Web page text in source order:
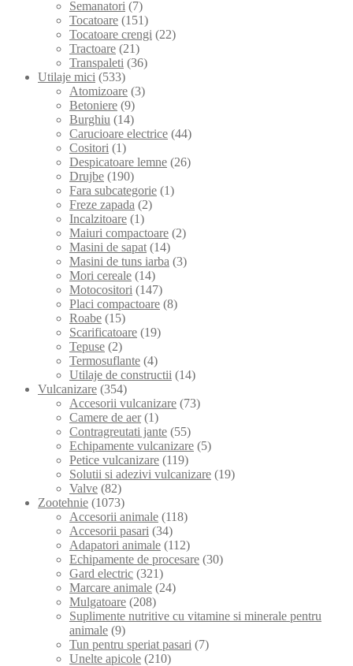
Semanatori (7)
Tocatoare (151)
Tocatoare crengi (22)
Tractoare (21)
Transpaleti (36)
Utilaje mici (533)
Atomizoare (3)
Betoniere (9)
Burghiu (14)
Carucioare electrice (44)
Cositori (1)
Despicatoare lemne (26)
Drujbe (190)
Fara subcategorie (1)
Freze zapada (2)
Incalzitoare (1)
Maiuri compactoare (2)
Masini de sapat (14)
Masini de tuns iarba (3)
Mori cereale (14)
Motocositori (147)
Placi compactoare (8)
Roabe (15)
Scarificatoare (19)
Tepuse (2)
Termosuflante (4)
Utilaje de constructii (14)
Vulcanizare (354)
Accesorii vulcanizare (73)
Camere de aer (1)
Contragreutati jante (55)
Echipamente vulcanizare (5)
Petice vulcanizare (119)
Solutii si adezivi vulcanizare (19)
Valve (82)
Zootehnie (1073)
Accesorii animale (118)
Accesorii pasari (34)
Adapatori animale (112)
Echipamente de procesare (30)
Gard electric (321)
Marcare animale (24)
Mulgatoare (208)
Suplimente nutritive cu vitamine si minerale pentru
animale (9)
Tun pentru speriat pasari (7)
Unelte apicole (210)